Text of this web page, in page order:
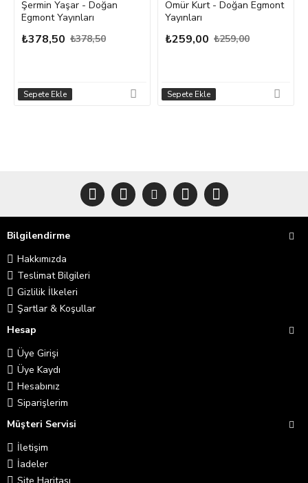
Şermin Yaşar - Doğan
Egmont Yayınları
₺378,50 ₺378,50
Sepete Ekle
Ömür Kurt - Doğan Egmont
Yayınları
₺259,00 ₺259,00
Sepete Ekle
Bilgilendirme
Hakkımızda
Teslimat Bilgileri
Gizlilik İlkeleri
Şartlar & Koşullar
Hesap
Üye Girişi
Üye Kaydı
Hesabınız
Siparişlerim
Müşteri Servisi
İletişim
İadeler